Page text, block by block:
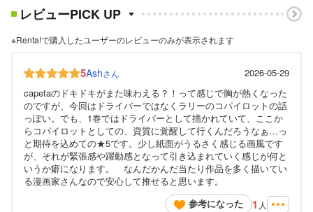
レビューPICK UP
※Renta!で購入したユーザーのレビューのみが表示されます
5Ashさん
2026-05-29
capetaのドキドキがまた味わえる？！って感じで胸が熱くなった
のですが、今回はドライバーではなくラリーのコパイロットの話
っぽい。でも、1巻ではドライバーとして描かれていて、ここか
らコパイロットとしての、資質に覚醒して行くんだろうなぁ…っ
と期待を込めての★5です。少し紙面がうるさく感じる画風です
が、それが緊張感や躍動感となって引き込まれていく感じが何と
いうか癖になります。 なんだかんだ当たり作品を多く描いてい
る漫画家さんなので安心して推せると思います。
参考になった
1 人